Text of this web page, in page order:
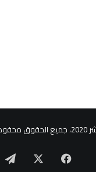
محروم
فيسبوك